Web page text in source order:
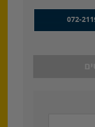
072-